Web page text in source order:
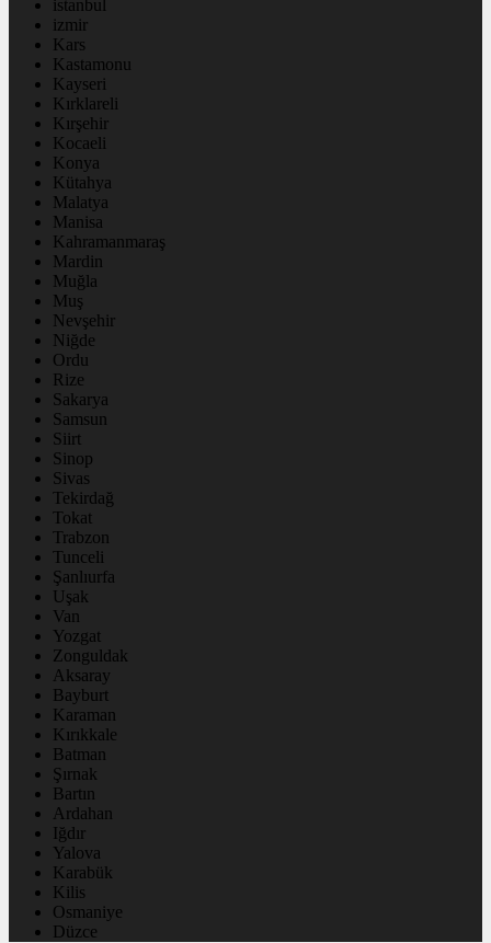
istanbul
izmir
Kars
Kastamonu
Kayseri
Kırklareli
Kırşehir
Kocaeli
Konya
Kütahya
Malatya
Manisa
Kahramanmaraş
Mardin
Muğla
Muş
Nevşehir
Niğde
Ordu
Rize
Sakarya
Samsun
Siirt
Sinop
Sivas
Tekirdağ
Tokat
Trabzon
Tunceli
Şanlıurfa
Uşak
Van
Yozgat
Zonguldak
Aksaray
Bayburt
Karaman
Kırıkkale
Batman
Şırnak
Bartın
Ardahan
Iğdır
Yalova
Karabük
Kilis
Osmaniye
Düzce